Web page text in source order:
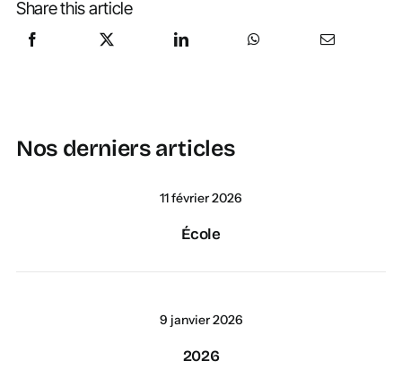
Share this article
Nos derniers articles
11 février 2026
École
9 janvier 2026
2026